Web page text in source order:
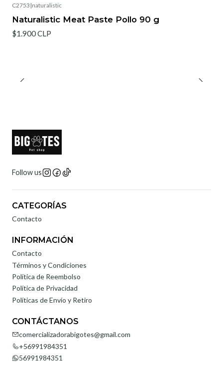
C2753 |naturalistic
Naturalistic Meat Paste Pollo 90 g
$1.900 CLP
Follow us
CATEGORÍAS
Contacto
INFORMACIÓN
Contacto
Términos y Condiciones
Política de Reembolso
Política de Privacidad
Políticas de Envío y Retiro
CONTÁCTANOS
comercializadorabigotes@gmail.com
+56991984351
56991984351